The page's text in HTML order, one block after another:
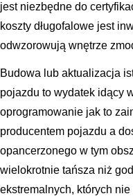
jest niezbędne do
koszty długofalowe jest
odwzorowują wnętrze
Budowa lub aktualizacja
pojazdu to wydatek idący
oprogramowanie jak to
producentem pojazdu a
opancerzonego w tym
wielokrotnie tańsza niż
ekstremalnych, których